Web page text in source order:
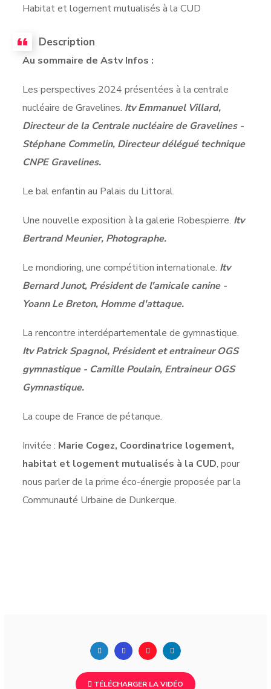
Habitat et logement mutualisés à la CUD
Description
Au sommaire de Astv Infos :
Les perspectives 2024 présentées à la centrale
nucléaire de Gravelines. Itv Emmanuel Villard,
Directeur de la Centrale nucléaire de Gravelines -
Stéphane Commelin, Directeur délégué technique
CNPE Gravelines.
Le bal enfantin au Palais du Littoral.
Une nouvelle exposition à la galerie Robespierre. Itv
Bertrand Meunier, Photographe.
Le mondioring, une compétition internationale. Itv
Bernard Junot, Président de l'amicale canine -
Yoann Le Breton, Homme d'attaque.
La rencontre interdépartementale de gymnastique.
Itv Patrick Spagnol, Président et entraineur OGS
gymnastique - Camille Poulain, Entraineur OGS
Gymnastique.
La coupe de France de pétanque.
Invitée : Marie Cogez, Coordinatrice logement,
habitat et logement mutualisés à la CUD, pour
nous parler de la prime éco-énergie proposée par la
Communauté Urbaine de Dunkerque.
TÉLÉCHARGER LA VIDÉO